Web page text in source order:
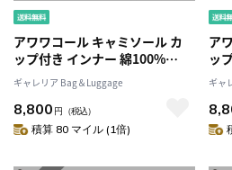
アワワコール キャミソール カ
ップ付き インナー 綿100%
OUR WACOAL トップス インナ
ーウェア ブラトップ アンダー
ゴムなし キャミ シンプル スト
ラップ調整 レディース カップ
ギャレリア Bag＆Luggage
8,800 円 （税込）
積算 80 マイル (1倍)
ア
ッ
ー
ゴ
ラ
ギャ